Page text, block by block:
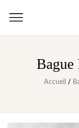
Accueil /